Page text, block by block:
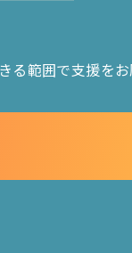
範囲で支援をお